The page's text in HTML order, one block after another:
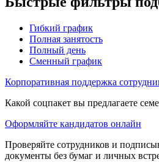
Гибкий график
Полная занятость
Полный день
Сменный график
Корпоративная поддержка
Какой соцпакет вы предлагаете
Оформляйте кандидатов онлайн
Проверяйте сотрудников и
документы без бумаг и личных